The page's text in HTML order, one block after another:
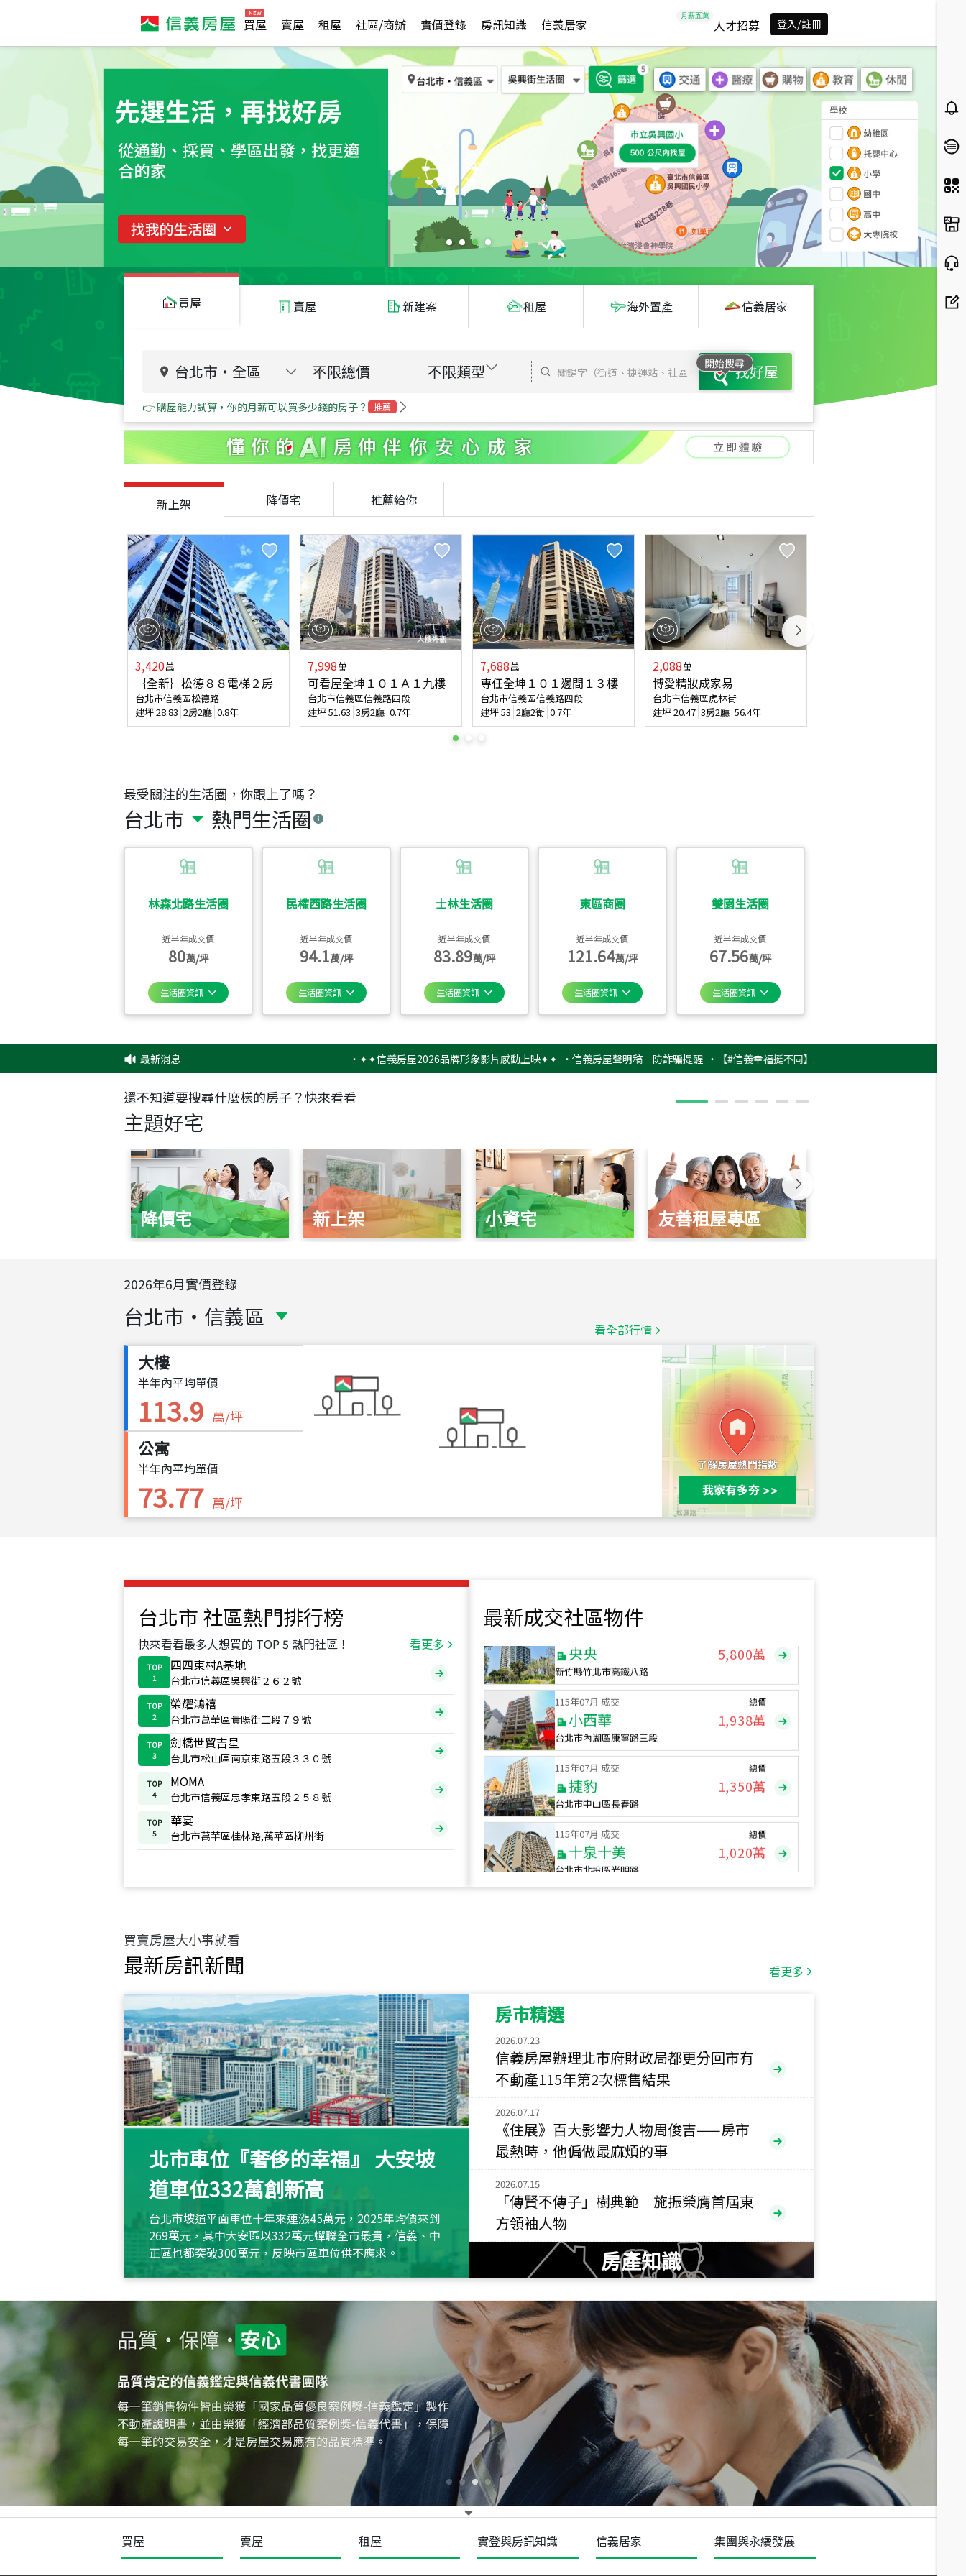
買屋 賣屋 租屋 社區/商辦 實價登錄 房訊知識 信義居家 人才招募 登入/註冊
買屋 賣屋 新建案 租屋 海外置產 信義居家
台北市 ・ 全區 不限總價 不限類型
開始搜尋
找好屋
👉 購屋能力試算，你的月薪可以買多少錢的房子？ 推薦
最受關注的生活圈，你跟上了嗎？
台北市 熱門生活圈
林森北路生活圈
近半年成交價
80萬/坪
生活圈資訊
民權西路生活圈
近半年成交價
94.1萬/坪
生活圈資訊
士林生活圈
近半年成交價
83.89萬/坪
生活圈資訊
東區商圈
近半年成交價
121.64萬/坪
生活圈資訊
雙園生活圈
近半年成交價
67.56萬/坪
生活圈資訊
新上架 降價宅 推薦給你
3,420萬
｛全新｝松德８８電梯２房
台北市信義區松德路
建坪28.83 2房2廳 0.8年
7,998萬
可看屋全坤１０１Ａ１九樓
台北市信義區信義路四段
建坪51.63 3房2廳 0.7年
7,688萬
專任全坤１０１邊間１３樓
台北市信義區信義路四段
建坪53 2廳2衛 0.7年
2,088萬
博愛精妝成家易
台北市信義區虎林街
建坪20.47 3房2廳 56.4年
最新消息 ✦✦信義房屋2026品牌形象影片感動上映✦✦ ‧信義房屋聲明稿－防詐騙提醒 ‧【#信義幸福挺不同】用實力，讓升職免抽號碼牌！最新雇主品
還不知道要搜尋什麼樣的房子？快來看看
主題好宅
降價宅 新上架 小資宅 友善租屋專區
2026年6月實價登錄
台北市 ・ 信義區 看全部行情
大樓
半年內平均單價
113.9 萬/坪
公寓
半年內平均單價
73.77 萬/坪
台北市 社區熱門排行榜
快來看看最多人想買的 TOP 5 熱門社區！ 看更多
TOP
1
四四東村A基地
台北市信義區吳興街２６２號
TOP
2
榮耀鴻禧
台北市萬華區貴陽街二段７９號
TOP
3
劍橋世貿吉星
台北市松山區南京東路五段３３０號
TOP
4
MOMA
台北市信義區忠孝東路五段２５８號
TOP
5
華宴
台北市萬華區桂林路,萬華區柳州街
最新成交社區物件
台北市中山區長春路
1,020萬
總價
490萬
新竹市新竹市慈祥路
總價
1,808萬
115年07月 成交
新竹縣竹北市高鐵八路
115年07月 成交
小西華
台北市內湖區康寧路三段
總價
1,938萬
115年07月 成交
捷豹
台北市中山區長春路
總價
1,350萬
115年07月 成交
十泉十美
台北市北投區光明路
總價
1,020萬
115
新北市永和區環河西路二段
115年07月 成交
央央 5,800萬
115年07月 成交
小西華 1,938萬
115 年 07 月 成交
台北市中山區長春路
115年07月 成交
十泉十美
台北市北投區光明路
總價
1,020萬
年 07月 成交
四維天廈
新竹市新竹市四維路
總價
490萬
115 月 成交
菁英典藏
新竹市新竹市慈祥路
1,808
買賣房屋大小事就看
最新房訊新聞 看更多
北市車位『奢侈的幸福』 大安坡
道車位332萬創新高
台北市坡道平面車位十年來連漲45萬元，2025年均價來到
269萬元，其中大安區以332萬元蟬聯全市最貴，信義、中
正區也都突破300萬元，反映市區車位供不應求。
房市精選
2026.07.23
信義房屋辦理北市府財政局都更分回市有
不動產115年第2次標售結果
2026.07.17
《住展》百大影響力人物周俊吉——房市
最熱時，他偏做最麻煩的事
2026.07.15
「傳賢不傳子」樹典範 施振榮膺首屆東
方領袖人物
房產知識
買屋 賣屋 租屋 實登與房訊知識 信義居家 集團與永續發展